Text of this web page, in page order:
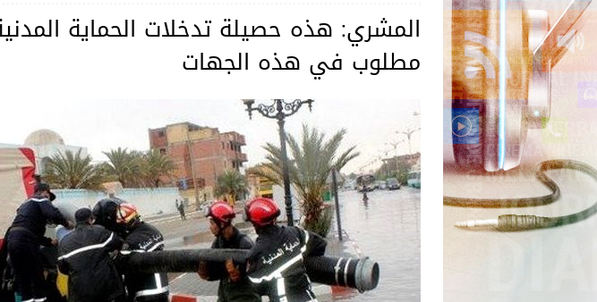
المشري: هذه حصيلة تدخلات الحماية
مطلوب في هذه الجهات